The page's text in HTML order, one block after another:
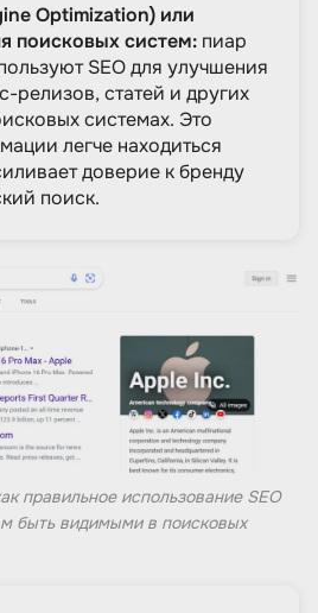
Optimization) или
поисковых систем: пиар
SEO для улучшения
релизов, статей и других
системах. Это
легче находиться
доверие к бренду
поиск.
правильное использование SEO
быть видимыми в поисковых